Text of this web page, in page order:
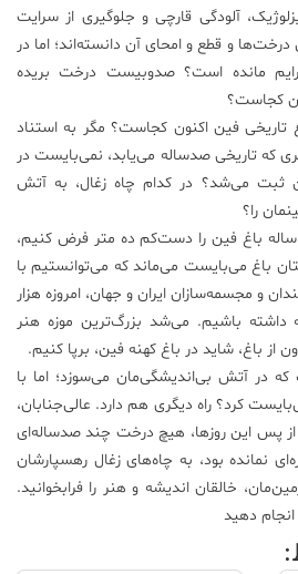
آلودگی قارچی و جلوگیری از سرایت
و قطع و امحای آن دانسته‌اند؛ اما در
مانده است؟ صدوبیست درخت بریده
کجاست؟
فین اکنون کجاست؟ مگر به استناد
که تاریخی صدساله می‌یابد،‌ نمی‌بایست در
ثبت می‌شد؟ در کدام چاه زغال، به آتش
را؟
باغ فین را دست‌کم ده متر فرض کنیم،
باغ می‌بایست می‌ماند که می‌توانستیم با
و مجسمه‌سازان ایران و جهان، امروزه هزار
باشیم. می‌شد بزرگ‌ترین موزه هنر
باغ،‌ شاید در باغ کهنه فین،‌ برپا کنیم.
در آتش بی‌اندیشگی‌مان می‌سوزد؛ اما با
کرد؟ راه دیگری هم دارد. عالی‌جنابان،
از پس این روزها،‌ هیچ درخت چند صدساله‌ای
نمانده بود، به چاه‌های زغال رهسپارشان
خالقان اندیشه و هنر را فرابخوانید.
دهید